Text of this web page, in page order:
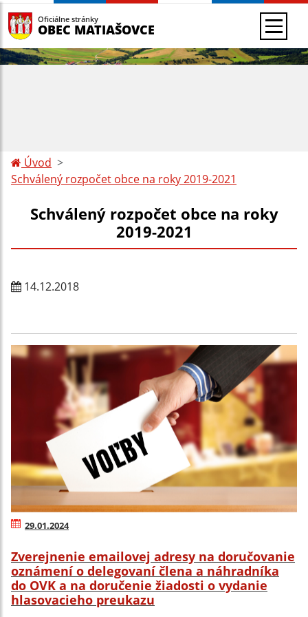
Oficiálne stránky
OBEC MATIAŠOVCE
Úvod
Schválený rozpočet obce na roky 2019-2021
Schválený rozpočet obce na roky
2019-2021
14.12.2018
29.01.2024
Zverejnenie emailovej adresy na doručovanie
oznámení o delegovaní člena a náhradníka
do OVK a na doručenie žiadosti o vydanie
hlasovacieho preukazu